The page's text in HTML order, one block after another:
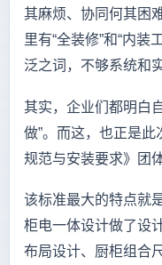
其麻烦、协同何其困
里有“全装修”和“内
泛之词，不够系统和
其实，企业们都明白
做”。而这，也正是
规范与安装要求》团
该标准最大的特点就
柜电一体设计做了设
布局设计、厨柜组合